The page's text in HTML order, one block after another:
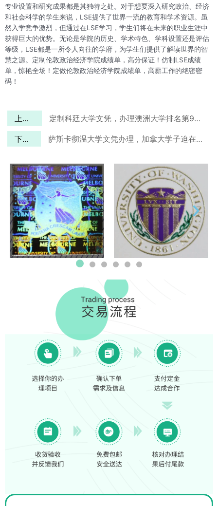
专业设置和研究成果都是其独特之处。对于想要深入研究政治、经济
和社会科学的学生来说，LSE提供了世界一流的教育和学术资源。虽
然入学竞争激烈，但通过在LSE学习，学生们将在未来的职业生涯中
获得巨大的优势。无论是学院的历史、学术特色、学科设置还是评估
等级，LSE都是一所令人向往的学府，为学生们提供了解读世界的智
慧之源。定制伦敦政治经济学院成绩单，高分保证！仿制LSE成绩
单，惊艳全场！定做伦敦政治经济学院成绩单，高薪工作的绝密密
码！
上一篇 定制科廷大学文凭，办理澳洲大学排名第9的大学文凭
下一篇 萨斯卡彻温大学文凭办理，加拿大学子迫在眉睫的事情！